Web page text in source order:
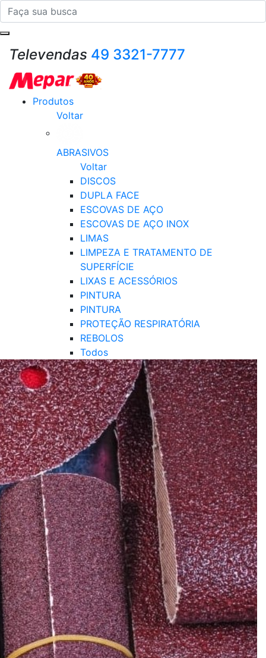
Televendas 49 3321-7777
Produtos
Voltar
ABRASIVOS
Voltar
DISCOS
DUPLA FACE
ESCOVAS DE AÇO
ESCOVAS DE AÇO INOX
LIMAS
LIMPEZA E TRATAMENTO DE
SUPERFÍCIE
LIXAS E ACESSÓRIOS
PINTURA
PINTURA
PROTEÇÃO RESPIRATÓRIA
REBOLOS
Todos